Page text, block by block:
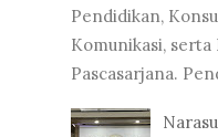
Pendidikan,
Komunikasi, serta
Pascasarjana.